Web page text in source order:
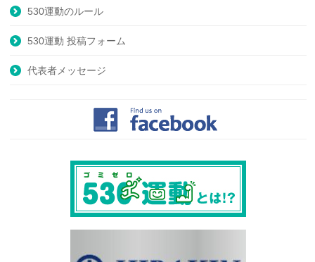
530運動のルール
530運動 投稿フォーム
代表者メッセージ